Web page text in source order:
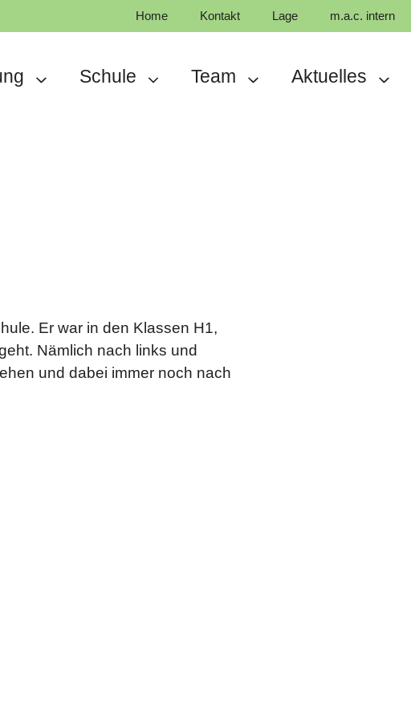
Home Kontakt Lage m.a.c. intern
Schule Team Aktuelles
Er war in den Klassen H1,
Nämlich nach links und
und dabei immer noch nach